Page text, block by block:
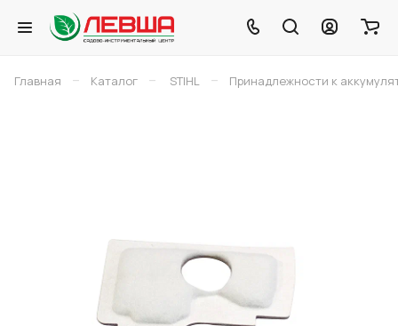
Главная – Каталог – STIHL – Принадлежности к